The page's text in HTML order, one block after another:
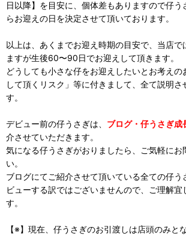
日以降】を目安に、個体差もありますので仔
らお迎えの日を決定させて頂いております。
以上は、あくまでお迎え時期の目安で、当店で
ますが生後60〜90日でお迎えして頂きます。
どうしても小さな仔をお迎えしたいとお考えの
して頂くリスク」等に付きまして、全て説明さ
す。
デビュー前の仔うさぎは、 ブログ・仔うさぎ成
介させていただきます。
気になる仔うさぎがおりましたら、ご気軽にお
い。
ブログにてご紹介させて頂いている全ての仔う
ビューする訳ではございませんので、ご理解宜
す。
【※】現在、仔うさぎのお引渡しは店頭のみと